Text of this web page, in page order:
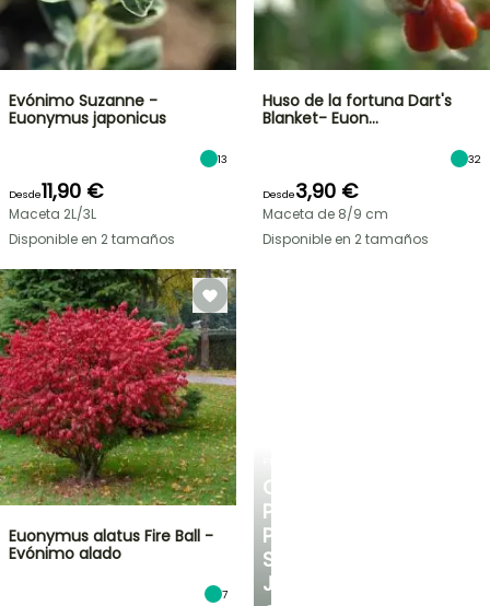
CONSEJOS
PERSONALIZADOS
PARA
SU
JARDÍN
Evónimo Suzanne -
Euonymus japonicus
13
Desde11,90 €
Maceta 2L/3L
Disponible en 2 tamaños
Huso de la fortuna Dart's
Blanket- Euon…
32
Desde3,90 €
Maceta de 8/9 cm
Disponible en 2 tamaños
Euonymus alatus Fire Ball -
Evónimo alado
7